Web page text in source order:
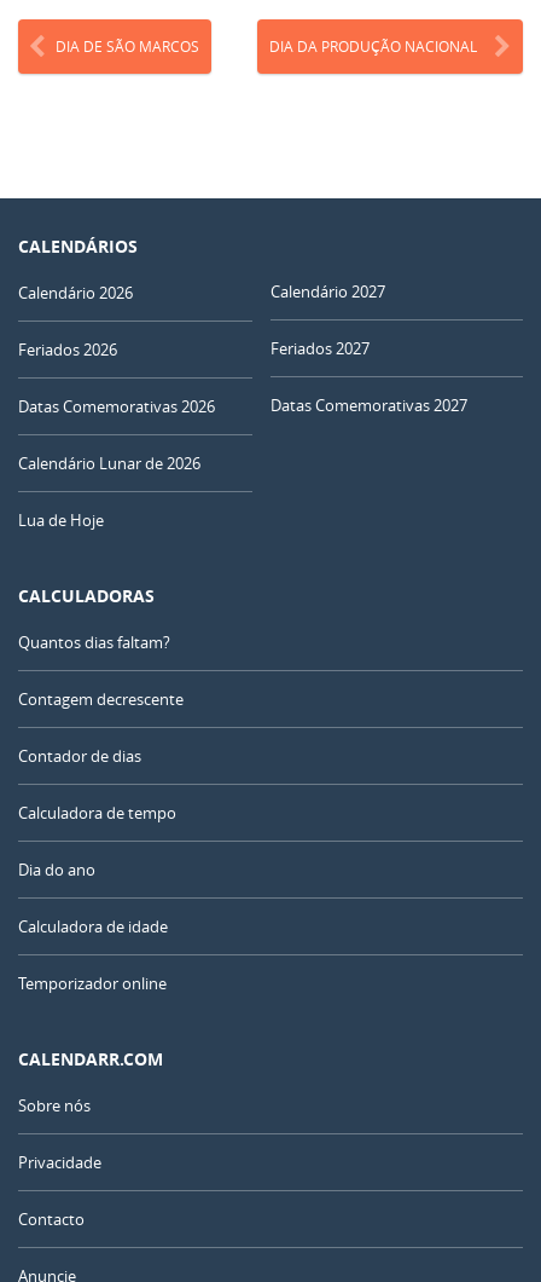
DIA DE SÃO MARCOS DIA DA PRODUÇÃO NACIONAL
CALENDÁRIOS
Calendário 2026
Feriados 2026
Datas Comemorativas 2026
Calendário Lunar de 2026
Lua de Hoje
Calendário 2027
Feriados 2027
Datas Comemorativas 2027
CALCULADORAS
Quantos dias faltam?
Contagem decrescente
Contador de dias
Calculadora de tempo
Dia do ano
Calculadora de idade
Temporizador online
CALENDARR.COM
Sobre nós
Privacidade
Contacto
Anuncie